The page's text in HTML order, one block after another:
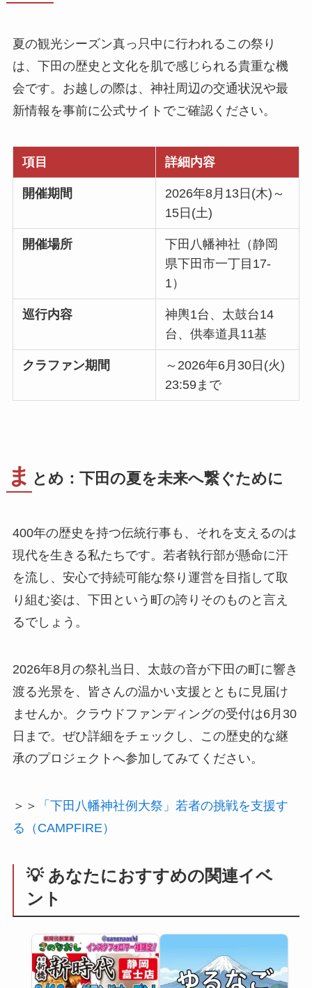
夏の観光シーズン真っ只中に行われるこの祭り
は、下田の歴史と文化を肌で感じられる貴重な機
会です。お越しの際は、神社周辺の交通状況や最
新情報を事前に公式サイトでご確認ください。
項目 詳細内容
開催期間
2026年8月13日(木)～
15日(土)
開催場所
下田八幡神社（静岡
県下田市一丁目17-
1）
巡行内容
神輿1台、太鼓台14
台、供奉道具11基
クラファン期間
～2026年6月30日(火)
23:59まで
ま とめ：下田の夏を未来へ繋ぐために
400年の歴史を持つ伝統行事も、それを支えるのは
現代を生きる私たちです。若者執行部が懸命に汗
を流し、安心で持続可能な祭り運営を目指して取
り組む姿は、下田という町の誇りそのものと言え
るでしょう。
2026年8月の祭礼当日、太鼓の音が下田の町に響き
渡る光景を、皆さんの温かい支援とともに見届け
ませんか。クラウドファンディングの受付は6月30
日まで。ぜひ詳細をチェックし、この歴史的な継
承のプロジェクトへ参加してみてください。
＞＞
「下田八幡神社例大祭」若者の挑戦を支援す
る（CAMPFIRE）
💡 あなたにおすすめの関連イベ
ント